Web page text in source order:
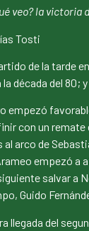
veo? la victoria
Tosti
de la tarde
década del 80;
empezó
con un remate
al arco de
empezó a
salvar a
Guido
llegada del